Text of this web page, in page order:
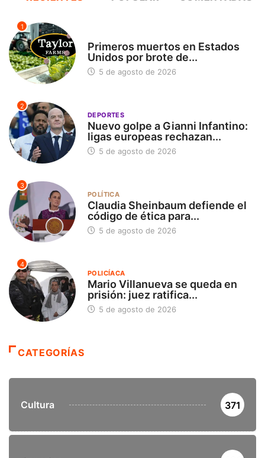
1
Primeros muertos en Estados
Unidos por brote de...
5 de agosto de 2026
2
DEPORTES
Nuevo golpe a Gianni Infantino:
ligas europeas rechazan...
5 de agosto de 2026
3
POLÍTICA
Claudia Sheinbaum defiende el
código de ética para...
5 de agosto de 2026
4
POLICÍACA
Mario Villanueva se queda en
prisión: juez ratifica...
5 de agosto de 2026
CATEGORÍAS
Cultura 371